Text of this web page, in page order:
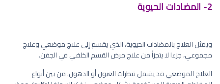
2- المضادات الحيوية
ويمثل العلاج بالمضادات الحيوية، الذي يقسم إلى علاج موضعي وعلاج
مجموعي، جزءا لا يتجزأ من علاج مرض القسم الخلفي في الجفن.
العلاج الموضعي قد يشمل قطرات العيون أو الدهون. من بين أنواع